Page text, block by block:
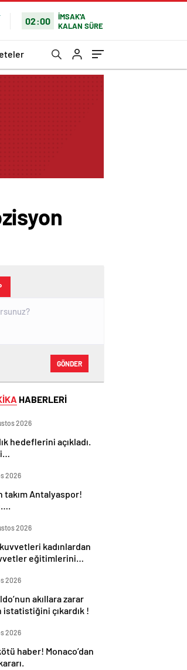
02:00
İMSAK'A
KALAN SÜRE
GÖNDER
HABERLERİ
2026
hedeflerini açıkladı.
2026
takım Antalyaspor!
2026
kadınlardan
eğitimlerini
2026
akıllara zarar
çıkardık !
2026
haber! Monaco’dan